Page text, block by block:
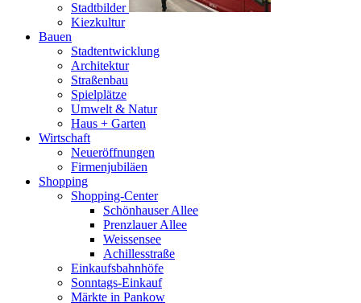
Stadtbilder
Kiezkultur
Bauen
Stadtentwicklung
Architektur
Straßenbau
Spielplätze
Umwelt & Natur
Haus + Garten
Wirtschaft
Neueröffnungen
Firmenjubiläen
Shopping
Shopping-Center
Schönhauser Allee
Prenzlauer Allee
Weissensee
Achillesstraße
Einkaufsbahnhöfe
Sonntags-Einkauf
Märkte in Pankow